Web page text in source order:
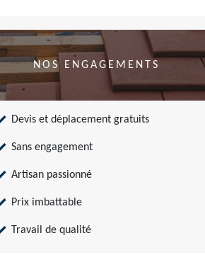
NOS ENGAGEMENTS
Devis et déplacement gratuits
Sans engagement
Artisan passionné
Prix imbattable
Travail de qualité